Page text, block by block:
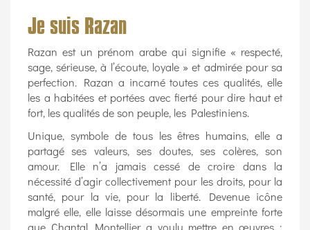
Je suis Razan
Razan est un prénom arabe qui signifie « respecté,
sage, sérieuse, à l’écoute, loyale » et admirée pour sa
perfection. Razan a incarné toutes ces qualités, elle
les a habitées et portées avec fierté pour dire haut et
fort, les qualités de son peuple, les Palestiniens.
Unique, symbole de tous les êtres humains, elle a
partagé ses valeurs, ses doutes, ses colères, son
amour. Elle n’a jamais cessé de croire dans la
nécessité d’agir collectivement pour les droits, pour la
santé, pour la vie, pour la liberté. Devenue icône
malgré elle, elle laisse désormais une empreinte forte
que Chantal Montellier a voulu mettre en œuvres :